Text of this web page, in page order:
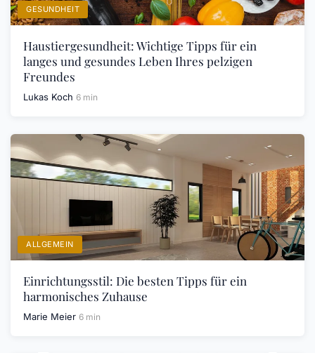
GESUNDHEIT
Haustiergesundheit: Wichtige Tipps für ein
langes und gesundes Leben Ihres pelzigen
Freundes
Lukas Koch 6 min
ALLGEMEIN
Einrichtungsstil: Die besten Tipps für ein
harmonisches Zuhause
Marie Meier 6 min